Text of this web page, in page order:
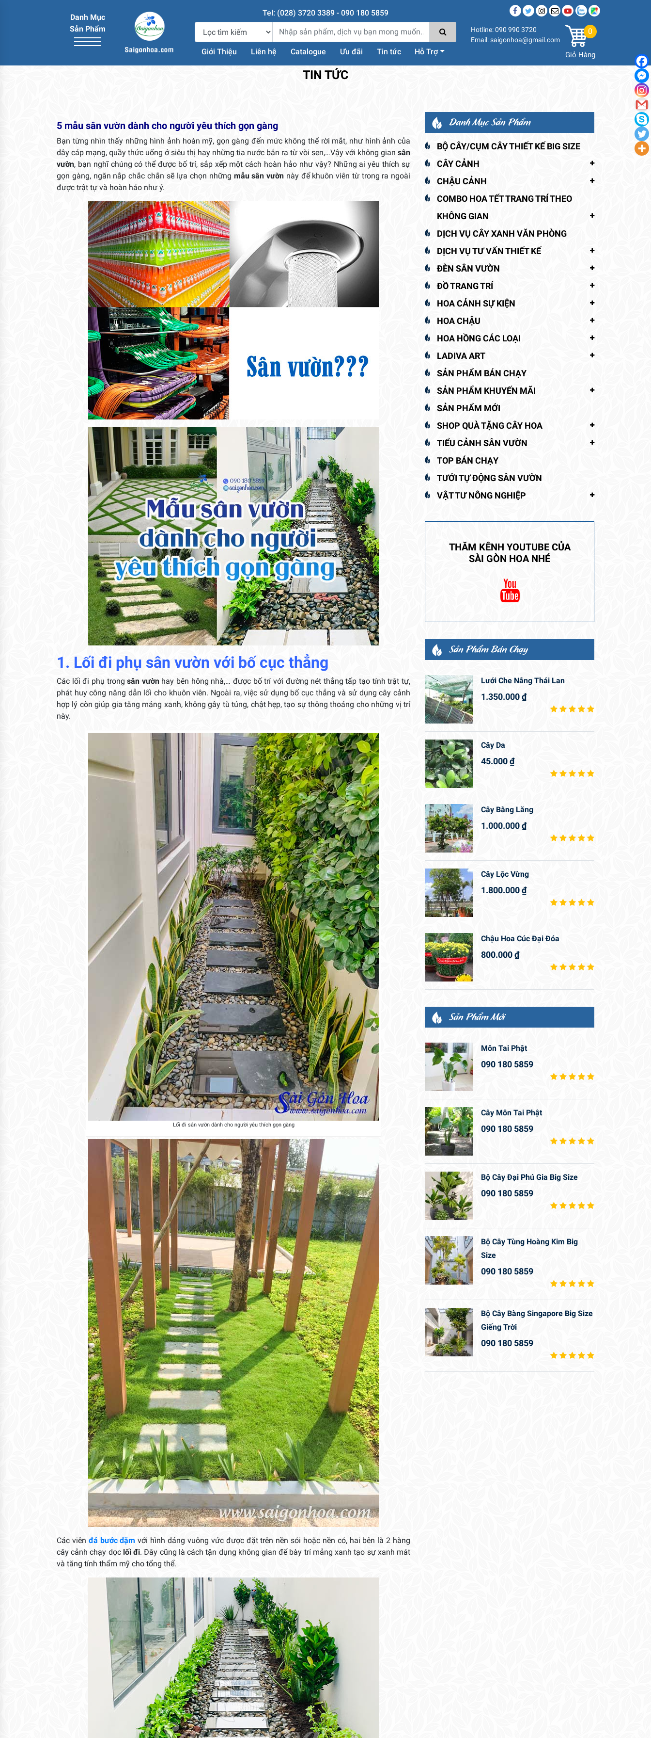
Danh Mục
Sản Phẩm
Tel: (028) 3720 3389 - 090 180 5859
Giới Thiệu Liên hệ Catalogue Ưu đãi Tin tức Hỗ Trợ
Hotline: 090 990 3720
Email: saigonhoa@gmail.com
0
Giỏ Hàng
TIN TỨC
5 mẫu sân vườn dành cho người yêu thích gọn gàng
Bạn từng nhìn thấy những hình ảnh hoàn mỹ, gọn gàng đến mức không thể rời mắt, như hình ảnh của
dây cáp mạng, quầy thức uống ở siêu thị hay những tia nước bắn ra từ vòi sen,…Vậy với không gian sân
vườn, bạn nghĩ chúng có thể được bố trí, sắp xếp một cách hoàn hảo như vậy? Những ai yêu thích sự
gọn gàng, ngăn nắp chắc chắn sẽ lựa chọn những mẫu sân vườn này để khuôn viên từ trong ra ngoài
được trật tự và hoàn hảo như ý.
1. Lối đi phụ sân vườn với bố cục thẳng
Các lối đi phụ trong sân vườnhay bên hông nhà,… được bố trí với đường nét thẳng tấp tạo tính trật tự,
phát huy công năng dẫn lối cho khuôn viên. Ngoài ra, việc sử dụng bố cục thẳng và sử dụng cây cảnh
hợp lý còn giúp gia tăng mảng xanh, không gây tù túng, chật hẹp, tạo sự thông thoáng cho những vị trí
này.
Lối đi sân vườn dành cho người yêu thích gọn gàng
Các viên đá bước dặm với hình dáng vuông vức được đặt trên nền sỏi hoặc nền cỏ, hai bên là 2 hàng
cây cảnh chạy dọc lối đi. Đây cũng là cách tận dụng không gian để bày trí mảng xanh tạo sự xanh mát
và tăng tính thẩm mỹ cho tổng thể.
Danh Mục Sản Phẩm
BỘ CÂY/CỤM CÂY THIẾT KẾ BIG SIZE
CÂY CẢNH
CHẬU CẢNH
COMBO HOA TẾT TRANG TRÍ THEO
KHÔNG GIAN
DỊCH VỤ CÂY XANH VĂN PHÒNG
DỊCH VỤ TƯ VẤN THIẾT KẾ
ĐÈN SÂN VƯỜN
ĐỒ TRANG TRÍ
HOA CẢNH SỰ KIỆN
HOA CHẬU
HOA HỒNG CÁC LOẠI
LADIVA ART
SẢN PHẨM BÁN CHẠY
SẢN PHẨM KHUYẾN MÃI
SẢN PHẨM MỚI
SHOP QUÀ TẶNG CÂY HOA
TIỂU CẢNH SÂN VƯỜN
TOP BÁN CHẠY
TƯỚI TỰ ĐỘNG SÂN VƯỜN
VẬT TƯ NÔNG NGHIỆP
THĂM KÊNH YOUTUBE CỦA
SÀI GÒN HOA NHÉ
Sản Phẩm Bán Chạy
Lưới Che Nắng Thái Lan
1.350.000₫
Cây Da
45.000₫
Cây Bằng Lăng
1.000.000₫
Cây Lộc Vừng
1.800.000₫
Chậu Hoa Cúc Đại Đóa
800.000₫
Sản Phẩm Mới
Môn Tai Phật
090 180 5859
Cây Môn Tai Phật
090 180 5859
Bộ Cây Đại Phú Gia Big Size
090 180 5859
Bộ Cây Tùng Hoàng Kim Big
Size
090 180 5859
Bộ Cây Bàng Singapore Big Size
Giếng Trời
090 180 5859